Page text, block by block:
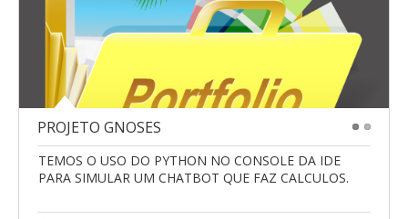
PROJETO GNOSES
TEMOS O USO DO PYTHON NO CONSOLE DA IDE
PARA SIMULAR UM CHATBOT QUE FAZ CALCULOS.